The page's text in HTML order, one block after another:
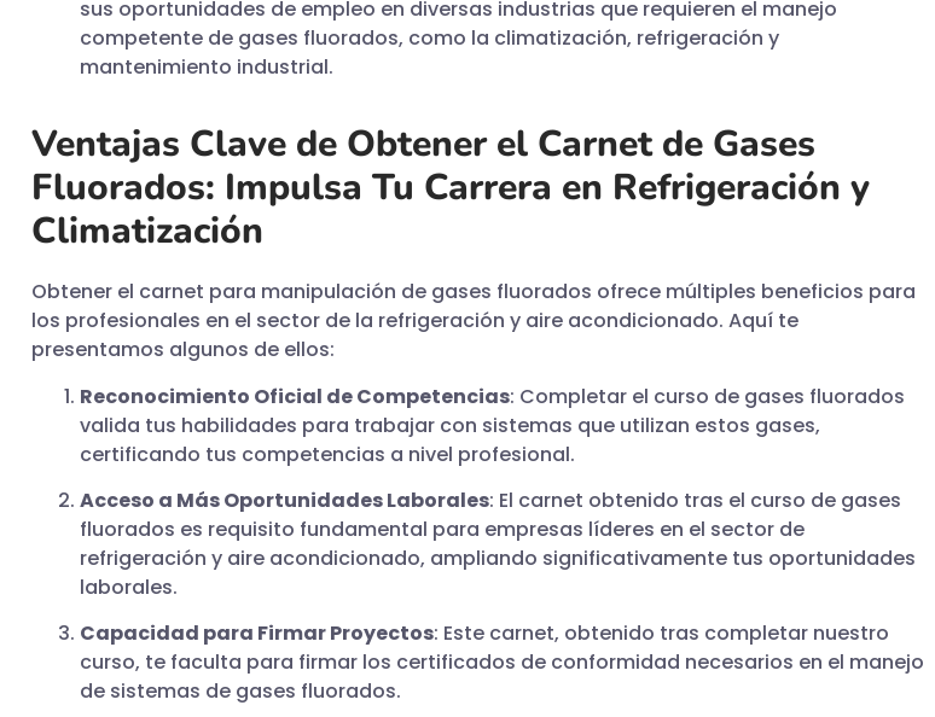
sus oportunidades de empleo en diversas industrias que requieren el manejo
competente de gases fluorados, como la climatización, refrigeración y
mantenimiento industrial.
Ventajas Clave de Obtener el Carnet de Gases
Fluorados: Impulsa Tu Carrera en Refrigeración y
Climatización
Obtener el carnet para manipulación de gases fluorados ofrece múltiples beneficios para
los profesionales en el sector de la refrigeración y aire acondicionado. Aquí te
presentamos algunos de ellos:
Reconocimiento Oficial de Competencias: Completar el curso de gases fluorados
valida tus habilidades para trabajar con sistemas que utilizan estos gases,
certificando tus competencias a nivel profesional.
Acceso a Más Oportunidades Laborales: El carnet obtenido tras el curso de gases
fluorados es requisito fundamental para empresas líderes en el sector de
refrigeración y aire acondicionado, ampliando significativamente tus oportunidades
laborales.
Capacidad para Firmar Proyectos: Este carnet, obtenido tras completar nuestro
curso, te faculta para firmar los certificados de conformidad necesarios en el manejo
de sistemas de gases fluorados.